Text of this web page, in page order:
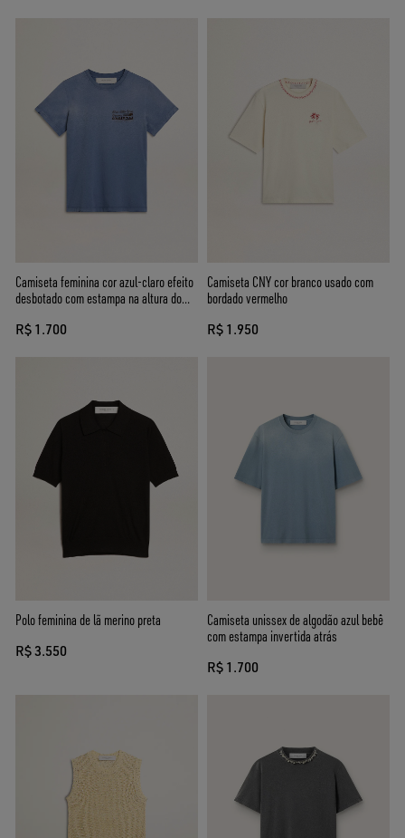
Camiseta feminina cor azul-claro efeito
desbotado com estampa na altura do
R$ 1.700
Camiseta CNY cor branco usado com
bordado vermelho
R$ 1.950
Polo feminina de lã merino preta
R$ 3.550
Camiseta unissex de algodão azul bebê
com estampa invertida atrás
R$ 1.700